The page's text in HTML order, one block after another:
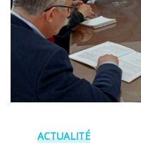
ACTUALITÉ